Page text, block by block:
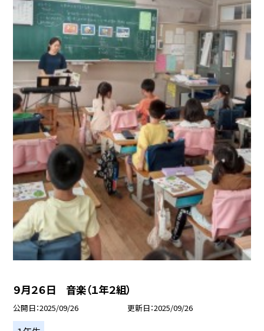
９月２６日 音楽（１年２組）
公開日 2025/09/26 更新日 2025/09/26